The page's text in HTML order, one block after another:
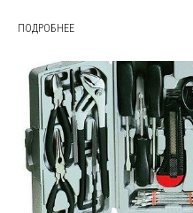
ПОДРОБНЕЕ